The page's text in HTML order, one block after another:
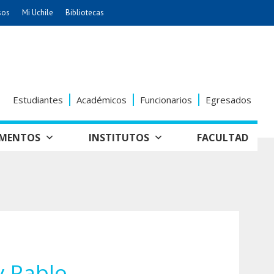
Cs. Sociales
Economía y Negocios
Mi Uchile Bibliotecas
Estudiantes Académicos Funcionarios Egresados
INSTITUTOS
FACULTAD